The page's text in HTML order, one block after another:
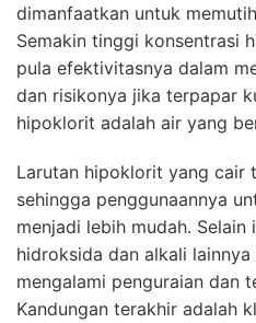
dimanfaatkan untuk
Semakin tinggi konsentrasi
pula efektivitasnya dalam
dan risikonya jika terpapar
hipoklorit adalah air yang
Larutan hipoklorit yang cair
sehingga penggunaannya
menjadi lebih mudah.
hidroksida dan alkali
mengalami penguraian dan
Kandungan terakhir adalah